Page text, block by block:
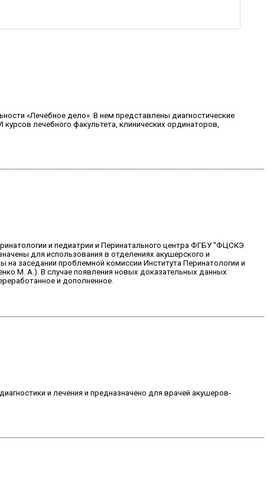
«Лечебное дело». В нем представлены диагностические
лечебного факультета, клинических ординаторов,
и педиатрии и Перинатального центра ФГБУ "ФЦСКЭ
для использования в отделениях акушерского и
заседании проблемной комиссии Института Перинатологии и
М. А.). В случае появления новых доказательных данных
и дополненное.
и лечения и предназначено для врачей акушеров-